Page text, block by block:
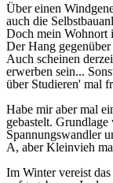
Über einen
auch die
Doch mein Wohnort
Der Hang
Auch scheinen
erwerben sein...
über Studieren' mal
Habe mir aber mal
gebastelt.
Spannungswandler
A, aber Kleinvieh
Im Winter vereist